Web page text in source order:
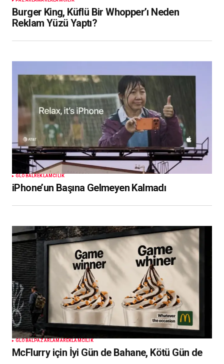
Burger King, Küflü Bir Whopper’ı Neden
Reklam Yüzü Yaptı?
GLOBAL REKLAMCILIK
iPhone’un Başına Gelmeyen Kalmadı
GLOBAL PAZARLAMAREKLAMCILIK
McFlurry için İyi Gün de Bahane, Kötü Gün de